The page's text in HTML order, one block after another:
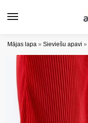
Mājas lapa » Sieviešu apavi »